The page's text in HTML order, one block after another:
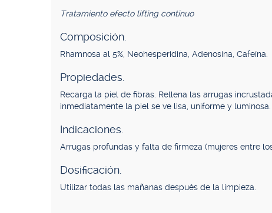
Tratamiento efecto lifting continuo
Composición.
Rhamnosa al 5%, Neohesperidina, Adenosina, Cafeína.
Propiedades.
Recarga la piel de fibras. Rellena las arrugas
inmediatamente la piel se ve lisa, uniforme y
Indicaciones.
Arrugas profundas y falta de firmeza (mujeres entre
Dosificación.
Utilizar todas las mañanas después de la limpieza.